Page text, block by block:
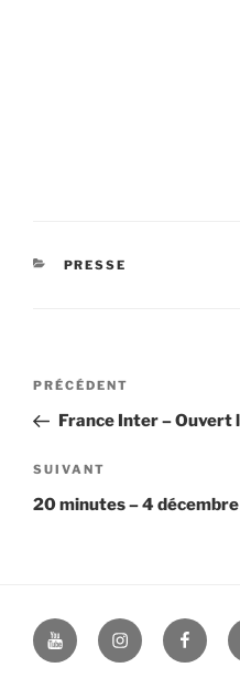
CATÉGORIES
PRESSE
Navigation
l’article
Article
précédent
PRÉCÉDENT
France Inter – Ouvert
Article
suivant
SUIVANT
20 minutes – 4
YoutubeInstagram